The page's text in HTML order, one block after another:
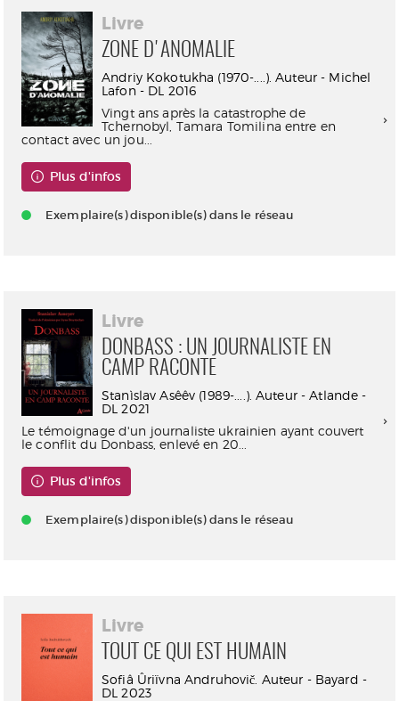
Livre
ZONE D'ANOMALIE
Andriy Kokotukha (1970-....). Auteur - Michel
Lafon - DL 2016
Vingt ans après la catastrophe de
Tchernobyl, Tamara Tomilina entre en
contact avec un jou...
Plus d'infos
Exemplaire(s) disponible(s) dans le réseau
Livre
DONBASS : UN JOURNALISTE EN
CAMP RACONTE
Stanìslav Asêêv (1989-....). Auteur - Atlande -
DL 2021
Le témoignage d'un journaliste ukrainien ayant couvert
le conflit du Donbass, enlevé en 20...
Plus d'infos
Exemplaire(s) disponible(s) dans le réseau
Livre
TOUT CE QUI EST HUMAIN
Sofiâ Ûriïvna Andruhovič. Auteur - Bayard -
DL 2023